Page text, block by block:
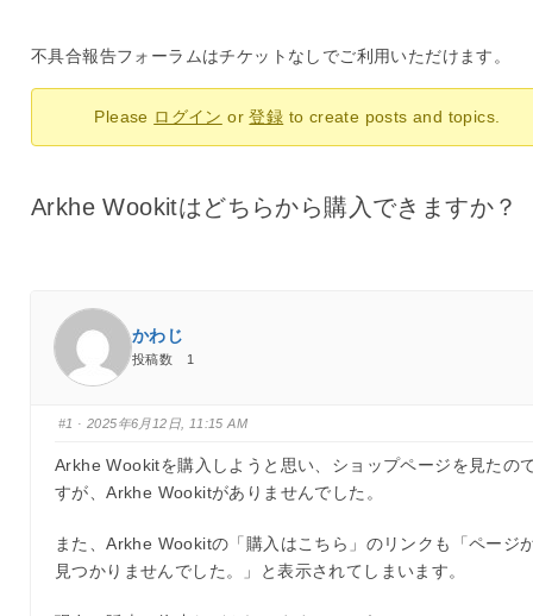
ン：
ず
不具合報告フォーラムはチケットなしでご利用いただけます。
Please ログイン or登録 to create posts and topics.
Arkhe Wookitはどちらから購入できますか？
かわじ
投稿数 1
#1 · 2025年6月12日, 11:15 AM
Arkhe Wookitを購入しようと思い、ショップページを見たの
すが、Arkhe Wookitがありませんでした。
また、Arkhe Wookitの「購入はこちら」のリンクも「ページ
見つかりませんでした。」と表示されてしまいます。